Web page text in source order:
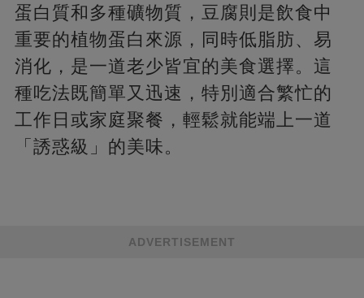
蛋白質和多種礦物質，豆腐則是飲食中
重要的植物蛋白來源，同時低脂肪、易
消化，是一道老少皆宜的美食選擇。這
種吃法既簡單又迅速，特別適合繁忙的
工作日或家庭聚餐，輕鬆就能端上一道
「誘惑級」的美味。
ADVERTISEMENT